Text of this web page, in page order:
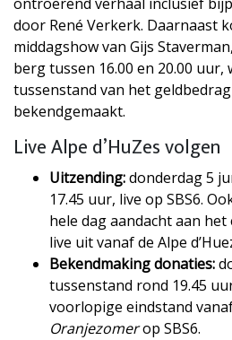
door René Verkerk. Daarnaast
middagshow van Gijs
berg tussen 16.00 en 20.00 uur,
tussenstand van het
bekendgemaakt.
Live Alpe d’HuZes volgen
Uitzending:donderdag 5
17.45 uur, live op SBS6.
hele dag aandacht aan
live uit vanaf de Alpe
Bekendmaking donaties:
tussenstand rond 19.45
voorlopige eindstand
Oranjezomerop SBS6.